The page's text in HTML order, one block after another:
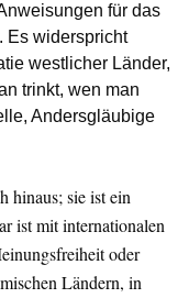
für das
Es widerspricht
westlicher Länder,
trinkt, wen man
Andersgläubige
hinaus; sie ist ein
ist mit internationalen
oder
Ländern, in